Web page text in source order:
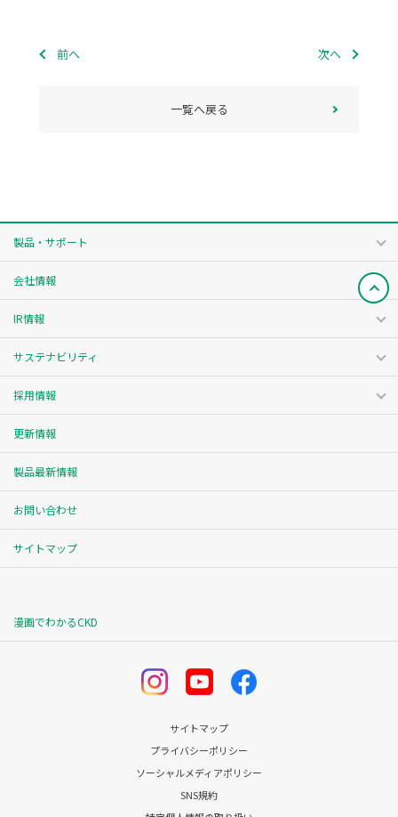
前へ 次へ
一覧へ戻る
製品・サポート
会社情報
IR情報
サステナビリティ
採用情報
更新情報
製品最新情報
お問い合わせ
サイトマップ
漫画でわかるCKD
サイトマップ
プライバシーポリシー
ソーシャルメディアポリシー
SNS規約